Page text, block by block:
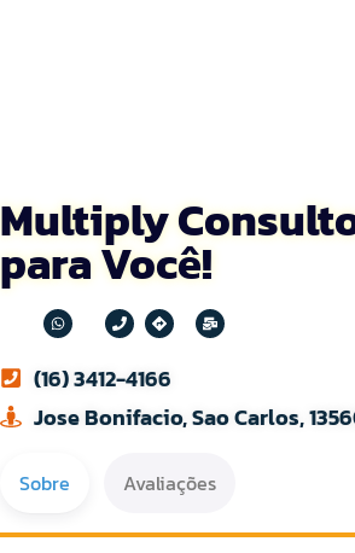
Multiply
para Você!
(16) 3412-4166
Jose Bonifacio, Sao Carlos,
Sobre Avaliações